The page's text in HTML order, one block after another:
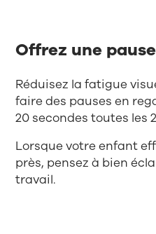
Offrez une
Réduisez la fatigue
faire des pauses en
20 secondes toutes les
Lorsque votre enfant
près, pensez à bien
travail.